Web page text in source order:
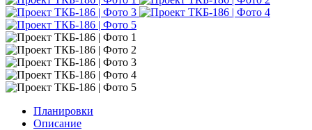
Планировки
Описание